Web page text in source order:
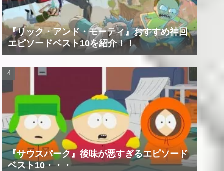
『リック・アンド・モーティ』おすすめ神回
エピソードベスト10を紹介！！
『サウスパーク』後味が悪すぎるエピソード
ベスト10・・・